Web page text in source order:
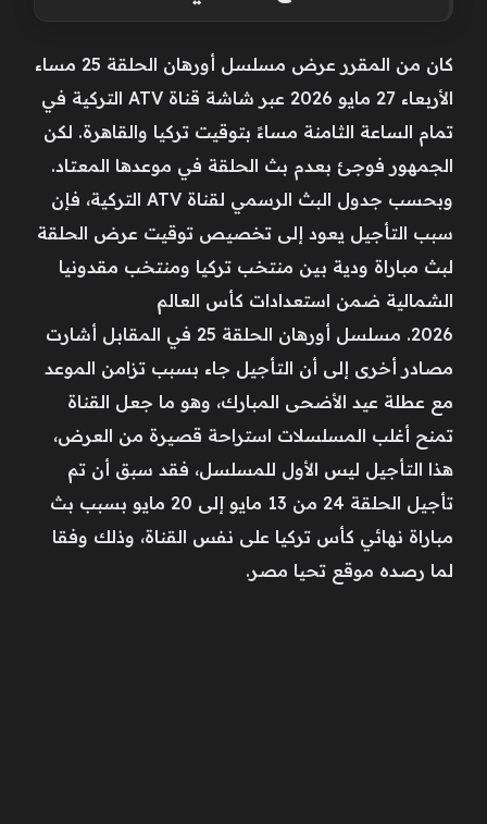
كان من المقرر عرض مسلسل أورهان الحلقة 25 مساء
الأربعاء 27 مايو 2026 عبر شاشة قناة ATV التركية في
تمام الساعة الثامنة مساءً بتوقيت تركيا والقاهرة. لكن
الجمهور فوجئ بعدم بث الحلقة في موعدها المعتاد.
وبحسب جدول البث الرسمي لقناة ATV التركية، فإن
سبب التأجيل يعود إلى تخصيص توقيت عرض الحلقة
لبث مباراة ودية بين منتخب تركيا ومنتخب مقدونيا
الشمالية ضمن استعدادات كأس العالم
2026. مسلسل أورهان الحلقة 25 في المقابل أشارت
مصادر أخرى إلى أن التأجيل جاء بسبب تزامن الموعد
مع عطلة عيد الأضحى المبارك، وهو ما جعل القناة
تمنح أغلب المسلسلات استراحة قصيرة من العرض،
هذا التأجيل ليس الأول للمسلسل، فقد سبق أن تم
تأجيل الحلقة 24 من 13 مايو إلى 20 مايو بسبب بث
مباراة نهائي كأس تركيا على نفس القناة، وذلك وفقا
لما رصده موقع تحيا مصر.